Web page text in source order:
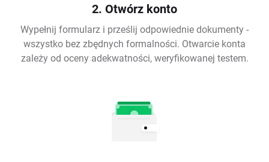
2. Otwórz konto
Wypełnij formularz i prześlij odpowiednie dokumenty -
wszystko bez zbędnych formalności. Otwarcie konta
zależy od oceny adekwatności, weryfikowanej testem.